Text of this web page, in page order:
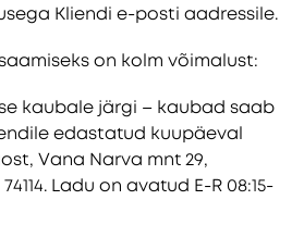
Kliendi e-posti aadressile.
on kolm võimalust:
kaubale järgi – kaubad saab
edastatud kuupäeval
Vana Narva mnt 29,
Ladu on avatud E-R 08:15-